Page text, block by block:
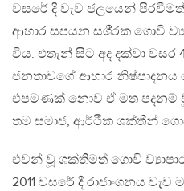
වසරේ දී වැව ජලයෙන්
ආහාර සපයන සශී‍්‍රක ගොවි
විය. එතැන් සිට අද දක්වා
ජනතාවගේ ආහාර
එපමණක් නොව ඒ මත පදනම්
තම සමාජ, ආර්ථික ශක්තීන්
එවන් වූ ශක්තිමත් ගොවි
2011 වසරේ දී රාජාංගනය